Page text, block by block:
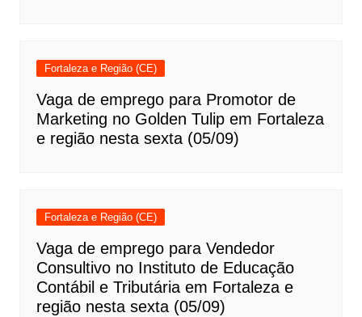
Fortaleza e Região (CE)
Vaga de emprego para Promotor de
Marketing no Golden Tulip em Fortaleza
e região nesta sexta (05/09)
Fortaleza e Região (CE)
Vaga de emprego para Vendedor
Consultivo no Instituto de Educação
Contábil e Tributária em Fortaleza e
região nesta sexta (05/09)